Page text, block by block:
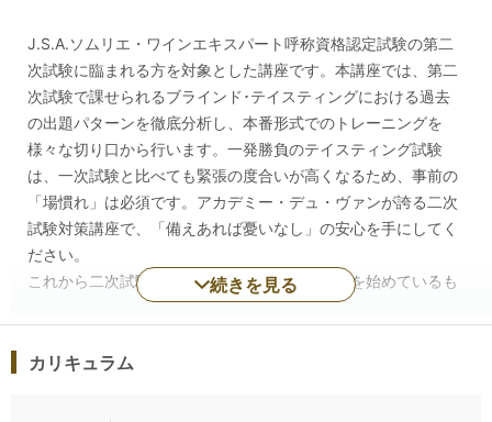
J.S.A.ソムリエ・ワインエキスパート呼称資格認定試験の第二
次試験に臨まれる方を対象とした講座です。本講座では、第二
次試験で課せられるブラインド･テイスティングにおける過去
の出題パターンを徹底分析し、本番形式でのトレーニングを
様々な切り口から行います。一発勝負のテイスティング試験
は、一次試験と比べても緊張の度合いが高くなるため、事前の
「場慣れ」は必須です。アカデミー・デュ・ヴァンが誇る二次
試験対策講座で、「備えあれば憂いなし」の安心を手にしてく
ださい。
これから二次試験対策を始める方や、既に対策を始めているも
のの不安がある方にオススメの二次試験対策の基本テクニック
ではないかと、まことしやかに囁かれているロゼワインに分け
続きを見る
カリキュラム